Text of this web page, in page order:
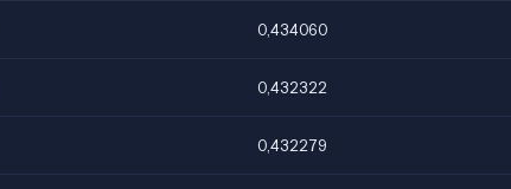
0,434060
0,432322
0,432279